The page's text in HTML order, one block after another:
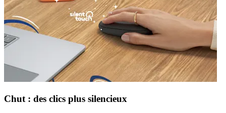
Chut : des clics plus silencieux